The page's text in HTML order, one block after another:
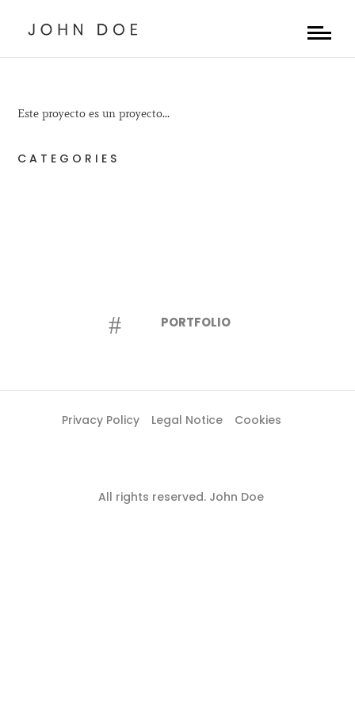
Este proyecto es un proyecto...
CATEGORIES
# PORTFOLIO
Privacy Policy Legal Notice Cookies
All rights reserved. John Doe